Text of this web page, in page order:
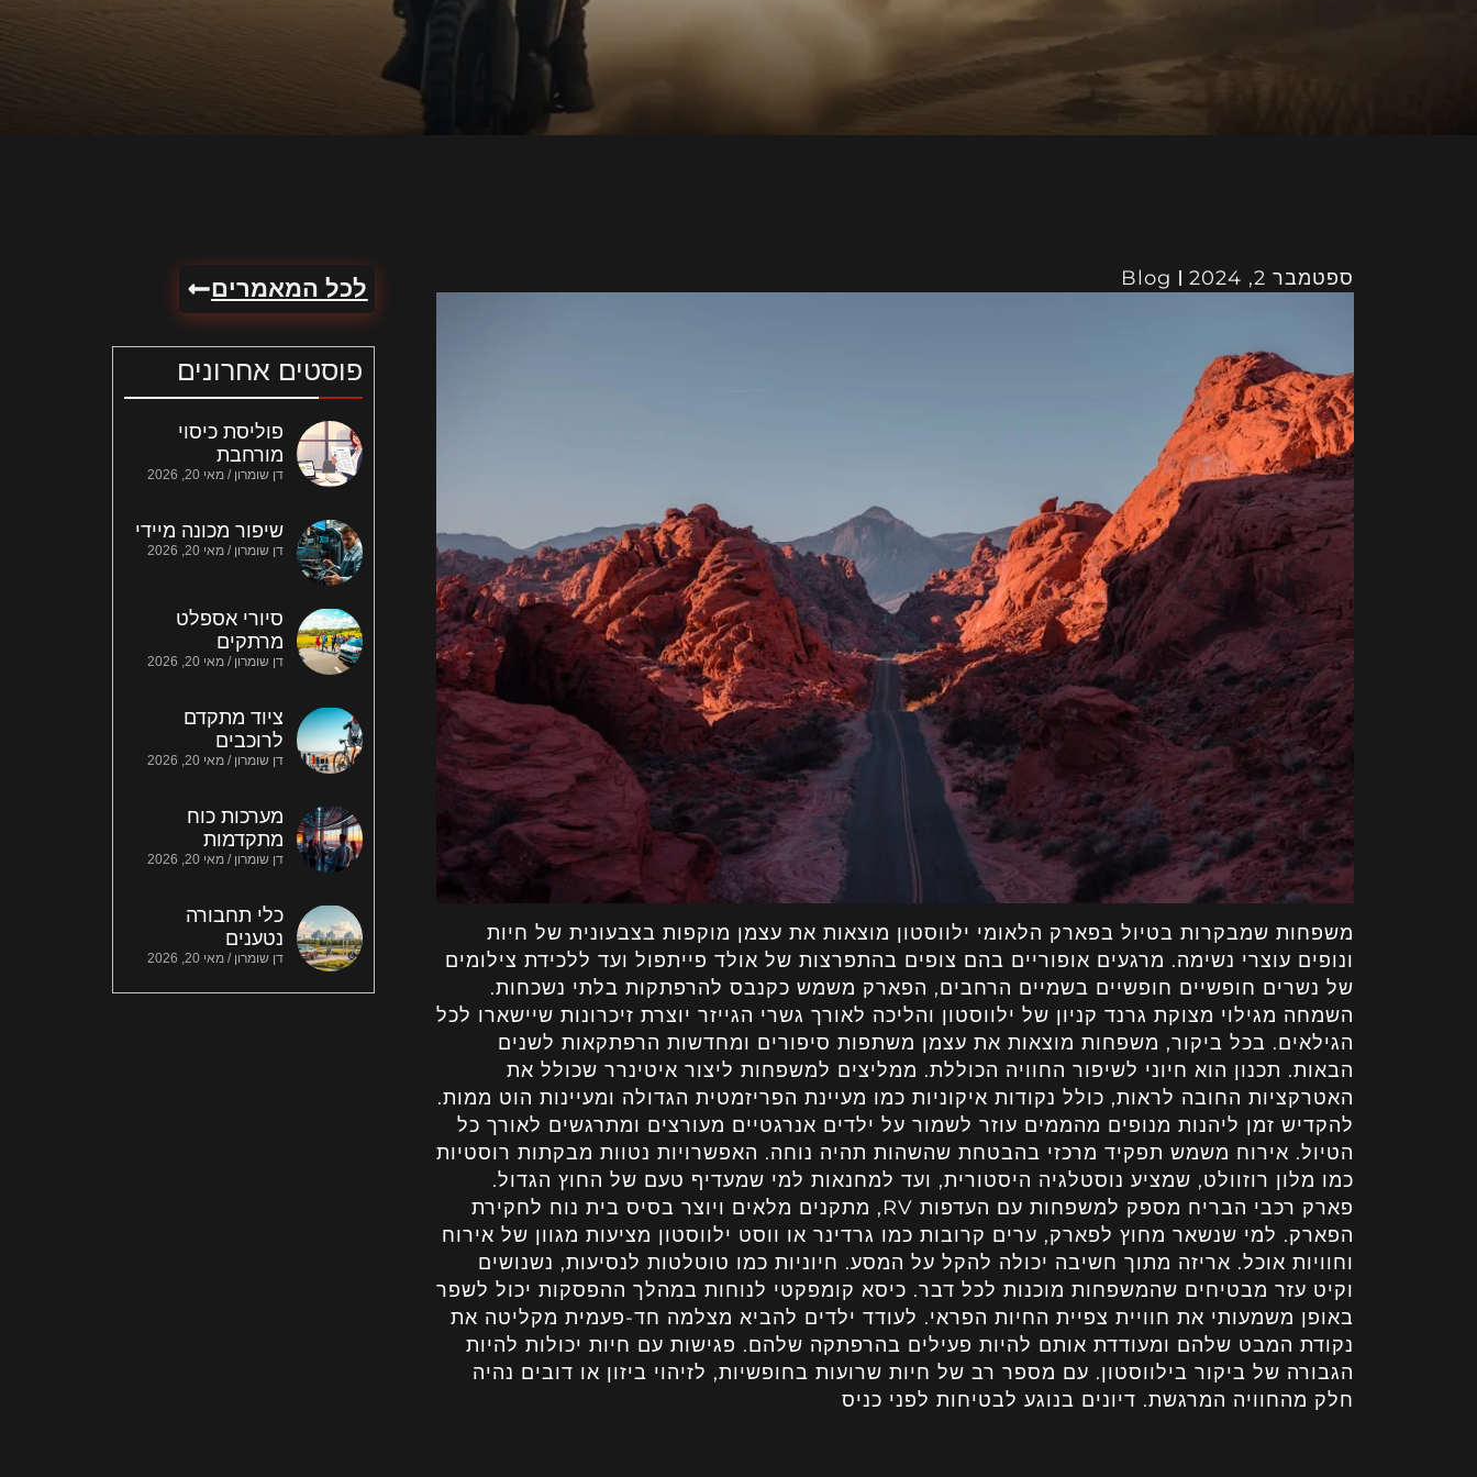
לכל המאמרים
פוסטים אחרונים
פוליסת כיסוי
מורחבת
דן שומרון מאי 20, 2026
שיפור מכונה מיידי
דן שומרון מאי 20, 2026
סיורי אספלט
מרתקים
דן שומרון מאי 20, 2026
ציוד מתקדם
לרוכבים
דן שומרון מאי 20, 2026
מערכות כוח
מתקדמות
דן שומרון מאי 20, 2026
כלי תחבורה
נטענים
דן שומרון מאי 20, 2026
ספטמבר 2, 2024 Blog
משפחות שמבקרות בטיול בפארק הלאומי ילווסטון מוצאות את עצמן מוקפות בצבעונית של חיות
ונופים עוצרי נשימה. מרגעים אופוריים בהם צופים בהתפרצות של אולד פייתפול ועד ללכידת צילומים
של נשרים חופשיים חופשיים בשמיים הרחבים, הפארק משמש כקנבס להרפתקות בלתי נשכחות.
השמחה מגילוי מצוקת גרנד קניון של ילווסטון והליכה לאורך גשרי הגייזר יוצרת זיכרונות שיישארו לכל
הגילאים. בכל ביקור, משפחות מוצאות את עצמן משתפות סיפורים ומחדשות הרפתקאות לשנים
הבאות. תכנון הוא חיוני לשיפור החוויה הכוללת. ממליצים למשפחות ליצור איטינרר שכולל את
האטרקציות החובה לראות, כולל נקודות איקוניות כמו מעיינת הפריזמטית הגדולה ומעיינות הוט ממות.
להקדיש זמן ליהנות מנופים מהממים עוזר לשמור על ילדים אנרגטיים מעורצים ומתרגשים לאורך כל
הטיול. אירוח משמש תפקיד מרכזי בהבטחת שהשהות תהיה נוחה. האפשרויות נטוות מבקתות רוסטיות
כמו מלון רוזוולט, שמציע נוסטלגיה היסטורית, ועד למחנאות למי שמעדיף טעם של החוץ הגדול.
פארק רכבי הבריח מספק למשפחות עם העדפות RV, מתקנים מלאים ויוצר בסיס בית נוח לחקירת
הפארק. למי שנשאר מחוץ לפארק, ערים קרובות כמו גרדינר או ווסט ילווסטון מציעות מגוון של אירוח
וחוויות אוכל. אריזה מתוך חשיבה יכולה להקל על המסע. חיוניות כמו טוטלטות לנסיעות, נשנושים
וקיט עזר מבטיחים שהמשפחות מוכנות לכל דבר. כיסא קומפקטי לנוחות במהלך ההפסקות יכול לשפר
באופן משמעותי את חוויית צפיית החיות הפראי. לעודד ילדים להביא מצלמה חד-פעמית מקליטה את
נקודת המבט שלהם ומעודדת אותם להיות פעילים בהרפתקה שלהם. פגישות עם חיות יכולות להיות
הגבורה של ביקור בילווסטון. עם מספר רב של חיות שרועות בחופשיות, לזיהוי ביזון או דובים נהיה
חלק מהחוויה המרגשת. דיונים בנוגע לבטיחות לפני כניס